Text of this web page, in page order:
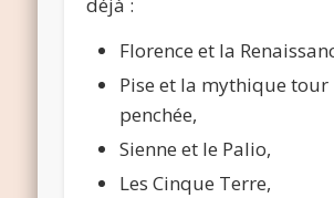
déjà :
Florence et la
Pise et la mythique tour
penchée,
Sienne et le Palio,
Les Cinque Terre,